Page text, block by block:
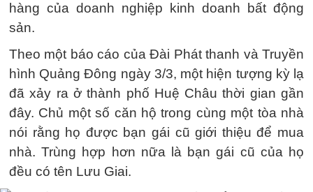
hàng của doanh nghiệp kinh doanh bất động
sản.
Theo một báo cáo của Đài Phát thanh và Truyền
hình Quảng Đông ngày 3/3, một hiện tượng kỳ lạ
đã xảy ra ở thành phố Huệ Châu thời gian gần
đây. Chủ một số căn hộ trong cùng một tòa nhà
nói rằng họ được bạn gái cũ giới thiệu để mua
nhà. Trùng hợp hơn nữa là bạn gái cũ của họ
đều có tên Lưu Giai.